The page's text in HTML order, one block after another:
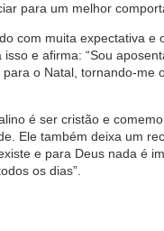
para um melhor
com muita expectativa e
e afirma: “Sou
o Natal, tornando-me
é ser cristão e
Ele também deixa um
e para Deus nada é
os dias”.